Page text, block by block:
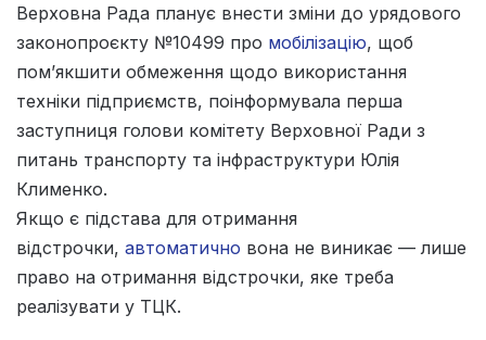
Верховна Рада планує внести зміни до урядового
законопроєкту №10499 про мобілізацію, щоб
пом’якшити обмеження щодо використання
техніки підприємств, поінформувала перша
заступниця голови комітету Верховної Ради з
питань транспорту та інфраструктури Юлія
Клименко.
Якщо є підстава для отримання
відстрочки, автоматично вона не виникає — лише
право на отримання відстрочки, яке треба
реалізувати у ТЦК.